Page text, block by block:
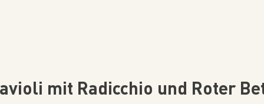
mit Radicchio und Roter